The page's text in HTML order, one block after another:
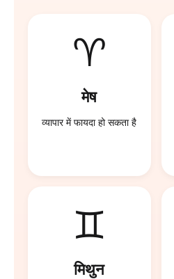
♈
मेष
व्यापार में फायदा हो सकता है
♊
मिथुन